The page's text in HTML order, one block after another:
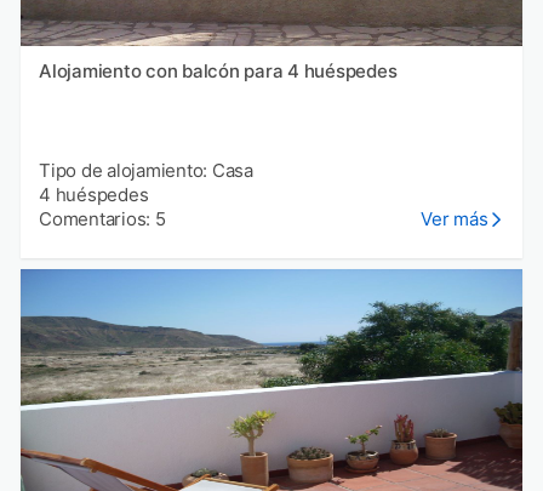
Alojamiento con balcón para 4 huéspedes
Tipo de alojamiento: Casa
4 huéspedes
Comentarios: 5
Ver más